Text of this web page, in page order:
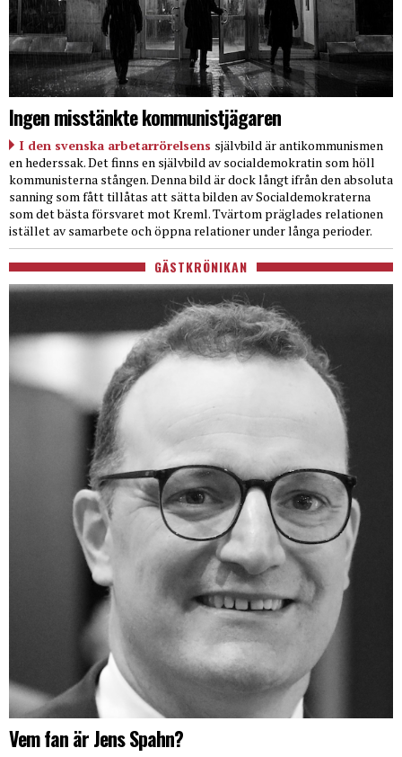
Ingen misstänkte kommunistjägaren
I den svenska arbetarrörelsens självbild är antikommunismen
en hederssak. Det finns en självbild av socialdemokratin som höll
kommunisterna stången. Denna bild är dock långt ifrån den absoluta
sanning som fått tillåtas att sätta bilden av Socialdemokraterna
som det bästa försvaret mot Kreml. Tvärtom präglades relationen
istället av samarbete och öppna relationer under långa perioder.
GÄSTKRÖNIKAN
Vem fan är Jens Spahn?